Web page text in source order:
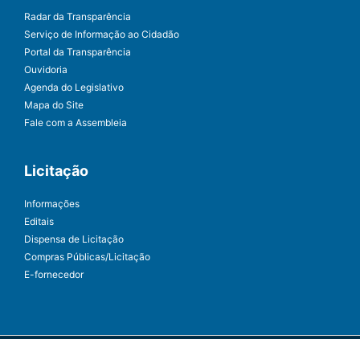
Radar da Transparência
Serviço de Informação ao Cidadão
Portal da Transparência
Ouvidoria
Agenda do Legislativo
Mapa do Site
Fale com a Assembleia
Licitação
Informações
Editais
Dispensa de Licitação
Compras Públicas/Licitação
E-fornecedor